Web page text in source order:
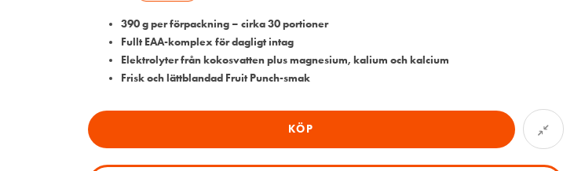
390 g per förpackning – cirka 30 portioner
Fullt EAA-komplex för dagligt intag
Elektrolyter från kokosvatten plus magnesium, kalium och kalcium
Frisk och lättblandad Fruit Punch-smak
KÖP